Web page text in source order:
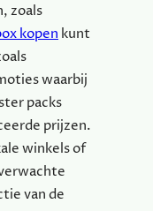
zoals
kopen kunt
waarbij
packs
prijzen.
winkels of
van de